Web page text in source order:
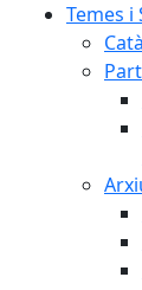
Temes i